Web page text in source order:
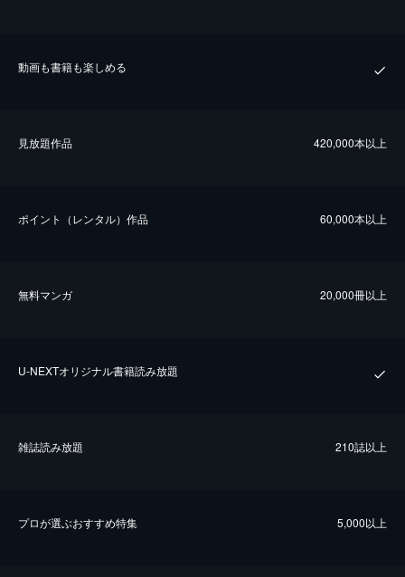
動画も書籍も楽しめる
⾒放題作品 420,000本以上
ポイント（レンタル）作品 60,000本以上
無料マンガ 20,000冊以上
U-NEXTオリジナル書籍読み放題
雑誌読み放題 210誌以上
プロが選ぶおすすめ特集 5,000以上